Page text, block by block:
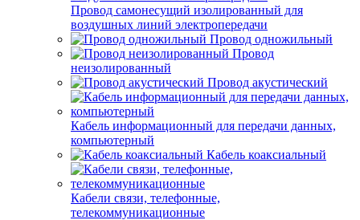
Провод самонесущий изолированный для
воздушных линий электропередачи
Провод одножильный
Провод
неизолированный
Провод акустический
Кабель информационный для передачи данных,
компьютерный
Кабель коаксиальный
Кабели связи, телефонные,
телекоммуникационные